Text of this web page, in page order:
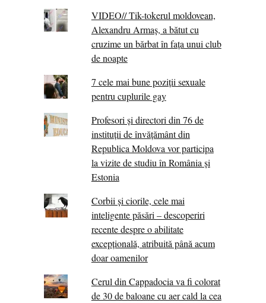
VIDEO// Tik-tokerul moldovean,
Alexandru Armaș, a bătut cu
cruzime un bărbat în fața unui club
de noapte
7 cele mai bune poziții sexuale
pentru cuplurile gay
Profesori și directori din 76 de
instituții de învățământ din
Republica Moldova vor participa
la vizite de studiu în România și
Estonia
Corbii şi ciorile, cele mai
inteligente păsări – descoperiri
recente despre o abilitate
excepţională, atribuită până acum
doar oamenilor
Cerul din Cappadocia va fi colorat
de 30 de baloane cu aer cald la cea